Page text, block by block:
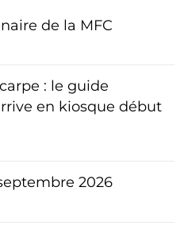
de la MFC
: le guide
en kiosque début
2026